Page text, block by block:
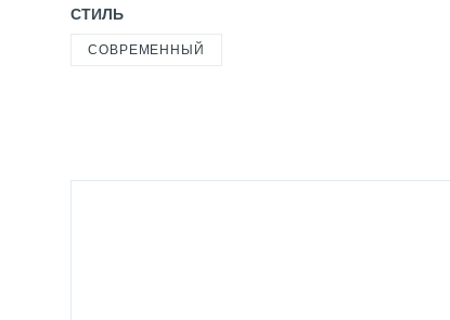
СТИЛЬ
СОВРЕМЕННЫЙ